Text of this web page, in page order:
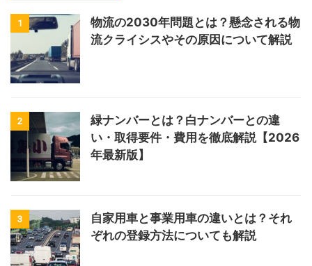
1
物流の2030年問題とは？懸念される物
流クライシスやその原因について解説
2
緑ナンバーとは？白ナンバーとの違
い・取得要件・費用を徹底解説【2026
年最新版】
3
自家用車と事業用車の違いとは？それ
ぞれの登録方法についても解説